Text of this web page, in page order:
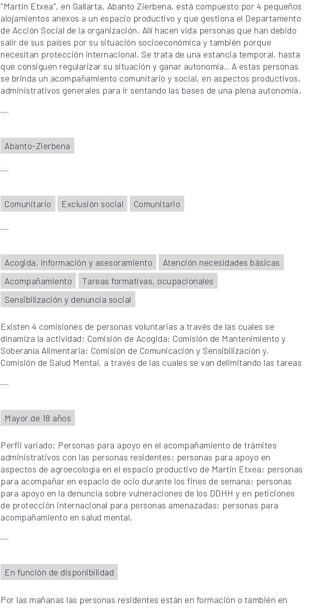
"Martin Etxea", en Gallarta, Abanto Zierbena, está compuesto por 4 pequeños
alojamientos anexos a un espacio productivo y que gestiona el Departamento
de Acción Social de la organización. Allí hacen vida personas que han debido
salir de sus países por su situación socioeconómica y también porque
necesitan protección internacional. Se trata de una estancia temporal, hasta
que consiguen regularizar su situación y ganar autonomía.. A estas personas
se brinda un acompañamiento comunitario y social, en aspectos productivos,
administrativos generales para ir sentando las bases de una plena autonomía.
Abanto-Zierbena
Comunitario Exclusión social Comunitario
Acogida, información y asesoramiento
Atención necesidades básicas
Acompañamiento
Tareas formativas, ocupacionales
Sensibilización y denuncia social
Existen 4 comisiones de personas voluntarias a través de las cuales se
dinamiza la actividad: Comisión de Acogida; Comisión de Mantenimiento y
Soberanía Alimentaria; Comisión de Comunicación y Sensibilización y,
Comisión de Salud Mental, a través de las cuales se van delimitando las tareas
Mayor de 18 años
Perfil variado: Personas para apoyo en el acompañamiento de trámites
administrativos con las personas residentes; personas para apoyo en
aspectos de agroecología en el espacio productivo de Martin Etxea; personas
para acompañar en espacio de ocio durante los fines de semana; personas
para apoyo en la denuncia sobre vulneraciones de los DDHH y en peticiones
de protección internacional para personas amenazadas; personas para
acompañamiento en salud mental.
En función de disponibilidad
Por las mañanas las personas residentes están en formación o también en